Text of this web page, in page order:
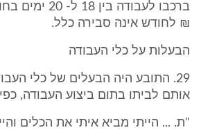
₪ לחודש אינה סבירה כלל.
הבעלות על כלי העבודה
29. התובע היה הבעלים של כלי
אותם לביתו בתום ביצוע העבודה,
"ת. ... הייתי מביא איתי את הכלים